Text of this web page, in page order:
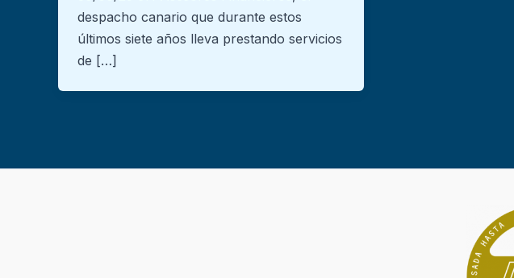
despacho canario que durante estos
últimos siete años lleva prestando servicios
de […]